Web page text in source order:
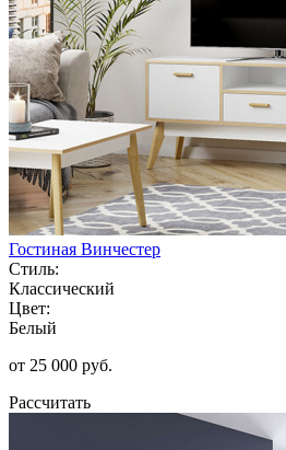
Гостиная Винчестер
Стиль:
Классический
Цвет:
Белый
от 25 000 руб.
Рассчитать